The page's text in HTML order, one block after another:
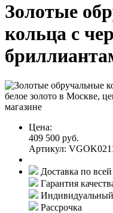
Золотые
кольца с
Цена:
409 500 руб.
Артикул:
Доставка по
Гарантия
Рассрочка